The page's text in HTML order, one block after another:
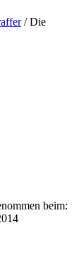
/Die
beim: